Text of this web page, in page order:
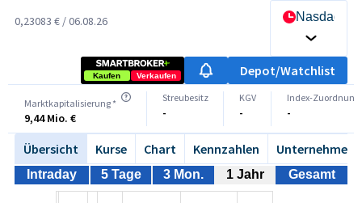
0,23083 € /06.08.26 Nasdaq
Kaufen Verkaufen Depot/Watchlist
Marktkapitalisierung *
9,44 Mio. €
Streubesitz
-
KGV
-
Index-Zuordnung
-
Übersicht Kurse Chart Kennzahlen Unternehmen
Intraday 5 Tage 3 Mon. 1 Jahr Gesamt